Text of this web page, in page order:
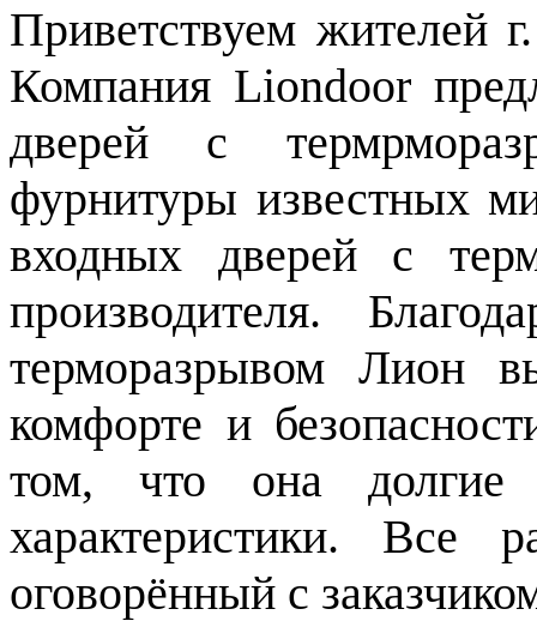
Приветствуем жителей
Компания Liondoor
дверей с
фурнитуры известных
входных дверей с
производителя.
терморазрывом Лион
комфорте и
том, что она долгие
характеристики. Все
оговорённый с